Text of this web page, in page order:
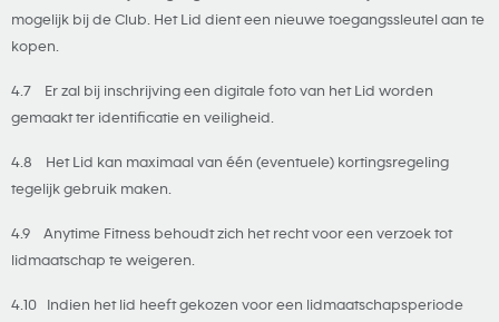
mogelijk bij de Club. Het Lid dient een nieuwe toegangssleutel aan te
kopen.
4.7 Er zal bij inschrijving een digitale foto van het Lid worden
gemaakt ter identificatie en veiligheid.
4.8 Het Lid kan maximaal van één (eventuele) kortingsregeling
tegelijk gebruik maken.
4.9 Anytime Fitness behoudt zich het recht voor een verzoek tot
lidmaatschap te weigeren.
4.10 Indien het lid heeft gekozen voor een lidmaatschapsperiode